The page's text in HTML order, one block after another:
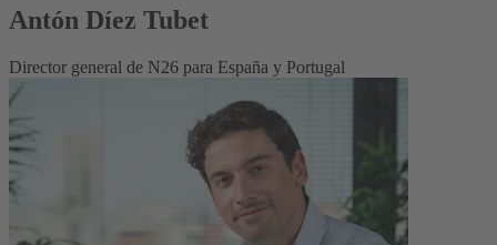
Antón Díez Tubet
Director general de N26 para España y Portugal